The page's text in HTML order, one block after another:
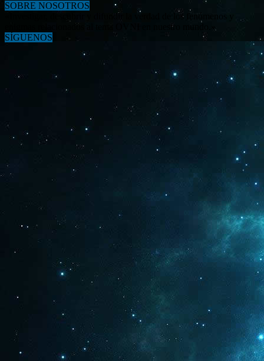
SOBRE NOSOTROS
«Investigar, descubrir y difundir la verdad de los fenómenos y
enigmas relacionados al tema OVNI en nuestro mundo.»
SÍGUENOS